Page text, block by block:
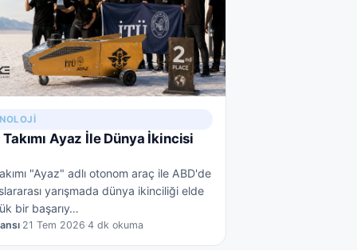
Takımı Ayaz İle Dünya İkincisi
"Ayaz" adlı otonom araç ile ABD'de
yarışmada dünya ikinciliği elde
bir başarıy…
·21 Tem 2026·4 dk okuma